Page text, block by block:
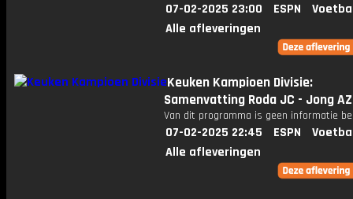
07-02-2025 23:00 ESPN
Alle afleveringen
Keuken Kampioen Divisie:
Samenvatting Roda JC - Jong AZ
Van dit programma is geen informatie
07-02-2025 22:45 ESPN
Alle afleveringen